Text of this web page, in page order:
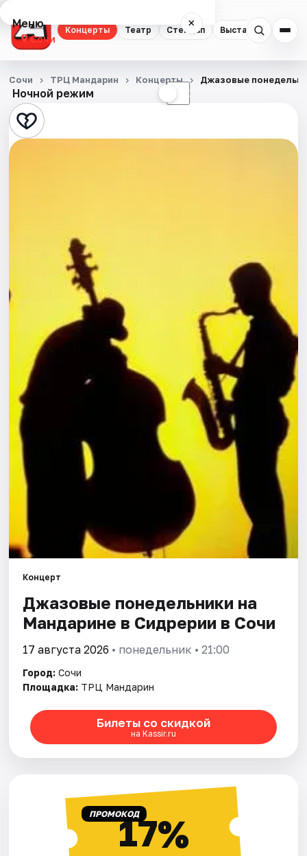
Концерты Театр Стендап Выставки
Меню ×
Сочи
Концерты
Театр
Стендап
События
Города
Площадки
Артисты
Рейтинги
Ночной режим ☾
Сочи ТРЦ Мандарин Концерты Джазовые
Концерт
Джазовые понедельники на
Мандарине в Сидрерии в Сочи
17 августа 2026 • понедельник • 21:00
Город: Сочи
Площадка: ТРЦ Мандарин
Билеты со скидкой
на Kassir.ru
ПРОМОКОД17%